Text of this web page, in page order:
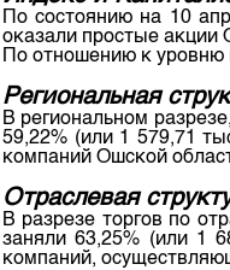
По состоянию на 10
оказали простые акции
По отношению к уровню
Региональная
В региональном
59,22% (или 1 579,71
компаний Ошской
Отраслевая
В разрезе торгов по
заняли 63,25% (или 1
компаний,